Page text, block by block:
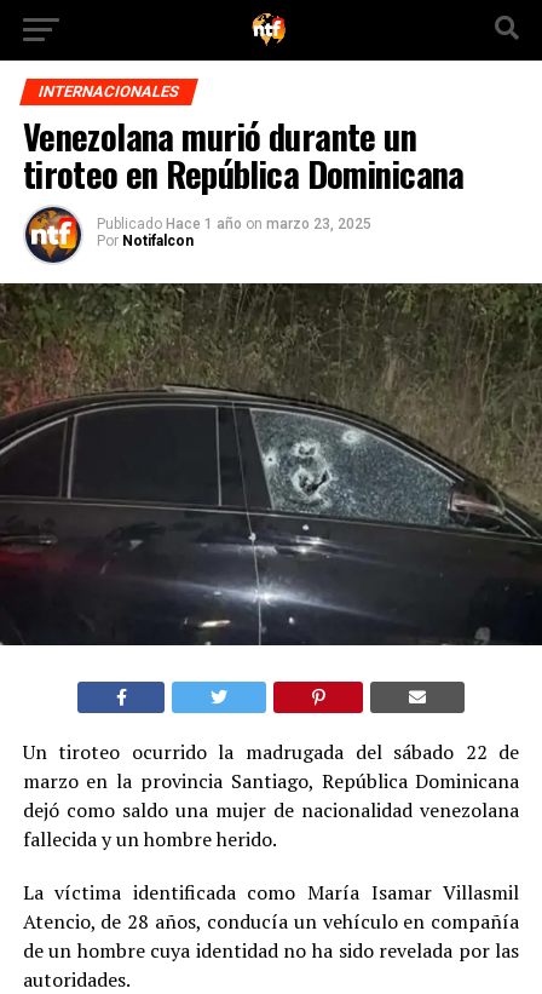
INTERNACIONALES
Venezolana murió durante un
tiroteo en República Dominicana
Publicado Hace 1 año on marzo 23, 2025
Por Notifalcon
Un tiroteo ocurrido la madrugada del sábado 22 de
marzo en la provincia Santiago, República Dominicana
dejó como saldo una mujer de nacionalidad venezolana
fallecida y un hombre herido.
La víctima identificada como María Isamar Villasmil
Atencio, de 28 años, conducía un vehículo en compañía
de un hombre cuya identidad no ha sido revelada por las
autoridades.